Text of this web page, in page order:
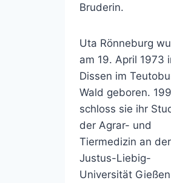
Bruderin.
Uta Rönneburg
am 19. April 1973
Dissen im
Wald geboren.
schloss sie ihr
der Agrar- und
Tiermedizin an der
Justus-Liebig-
Universität